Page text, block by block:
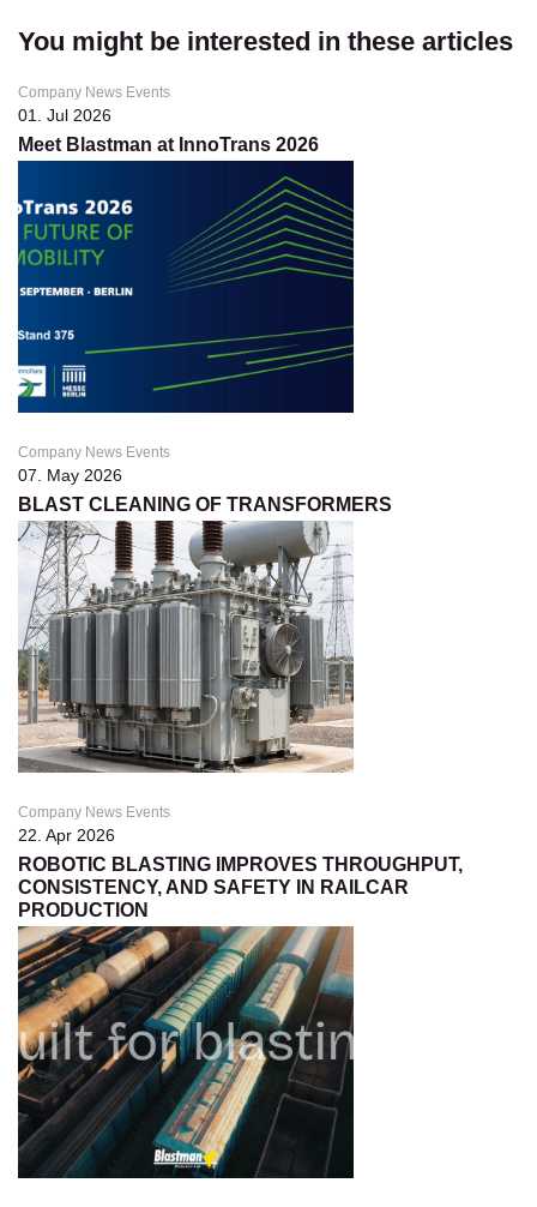
You might be interested in these articles
Company News Events
01. Jul 2026
Meet Blastman at InnoTrans 2026
Company News Events
07. May 2026
BLAST CLEANING OF TRANSFORMERS
Company News Events
22. Apr 2026
ROBOTIC BLASTING IMPROVES THROUGHPUT,
CONSISTENCY, AND SAFETY IN RAILCAR
PRODUCTION